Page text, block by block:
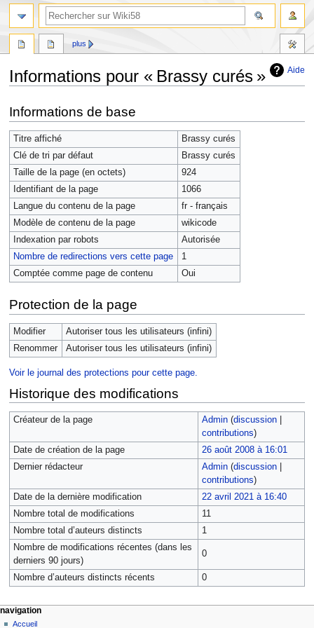
Aide
Informations pour « Brassy curés »
à
la
navigation
à
la
recherche
Informations de base
Titre affiché
Brassy curés
Clé de tri par défaut
Brassy curés
Taille de la page (en octets)
924
Identifiant de la page
1066
Langue du contenu de la page
fr - français
Modèle de contenu de la page
wikicode
Indexation par robots
Autorisée
Nombre de redirections vers cette page
1
Comptée comme page de contenu
Oui
Protection de la page
Modifier
Autoriser tous les utilisateurs (infini)
Renommer
Autoriser tous les utilisateurs (infini)
Voir le journal des protections pour cette page.
Historique des modifications
Créateur de la page Admin (discussion|
contributions)
Date de création de la page
26 août 2008 à 16:01
Dernier rédacteur
Admin (discussion|
contributions)
Date de la dernière modification
22 avril 2021 à 16:40
Nombre total de modifications
11
Nombre total d’auteurs distincts
1
Nombre de modifications récentes (dans les
derniers 90 jours)
0
Nombre d’auteurs distincts récents 0
plus
navigation
Accueil